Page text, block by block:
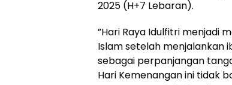
2025 (H+7 Lebaran).
”Hari Raya Idulfitri menjadi
Islam setelah menjalankan
sebagai perpanjangan
Hari Kemenangan ini tidak